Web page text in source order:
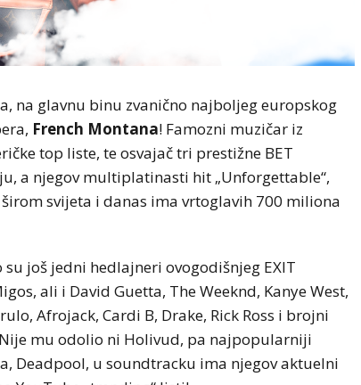
na glavnu binu zvanično najboljeg europskog
French Montana! Famozni muzičar iz
top liste, te osvajač tri prestižne BET
a njegov multiplatinasti hit „Unforgettable“,
svijeta i danas ima vrtoglavih 700 miliona
još jedni hedlajneri ovogodišnjeg EXIT
ali i David Guetta, The Weeknd, Kanye West,
Afrojack, Cardi B, Drake, Rick Ross i brojni
mu odolio ni Holivud, pa najpopularniji
Deadpool, u soundtracku ima njegov aktuelni